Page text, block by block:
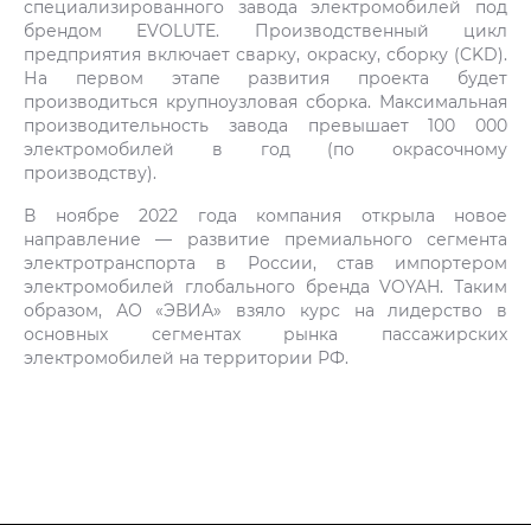
специализированного завода электромобилей под
брендом EVOLUTE. Производственный цикл
предприятия включает сварку, окраску, сборку (CKD).
На первом этапе развития проекта будет
производиться крупноузловая сборка. Максимальная
производительность завода превышает 100 000
электромобилей в год (по окрасочному
производству).
В ноябре 2022 года компания открыла новое
направление — развитие премиального сегмента
электротранспорта в России, став импортером
электромобилей глобального бренда VOYAH. Таким
образом, АО «ЭВИА» взяло курс на лидерство в
основных сегментах рынка пассажирских
электромобилей на территории РФ.